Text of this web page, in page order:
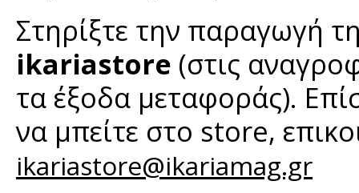
Στηρίξτε την παραγωγή
ikariastore (στις
τα έξοδα μεταφοράς).
να μπείτε στο store,
ikariastore@ikariamag.gr